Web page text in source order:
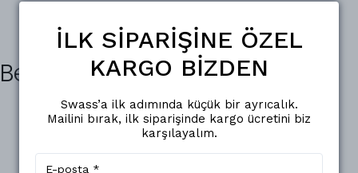
Benzer Ürünler
İLK SİPARİŞİNE ÖZEL
KARGO BİZDEN
Swass’a ilk adımında küçük bir ayrıcalık.
Mailini bırak, ilk siparişinde kargo ücretini biz
karşılayalım.